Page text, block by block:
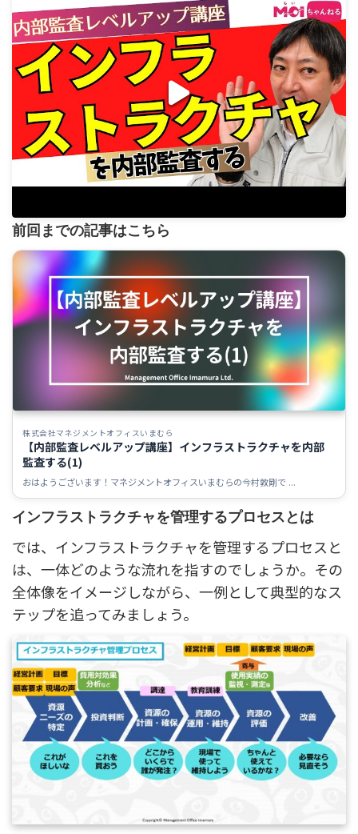
前回までの記事はこちら
株式会社マネジメントオフィスいまむら
【内部監査レベルアップ講座】インフラストラクチャを内部
監査する(1)
おはようございます！マネジメントオフィスいまむらの今村敦剛で ...
インフラストラクチャを管理するプロセスとは
では、インフラストラクチャを管理するプロセスと
は、一体どのような流れを指すのでしょうか。その
全体像をイメージしながら、一例として典型的なス
テップを追ってみましょう。